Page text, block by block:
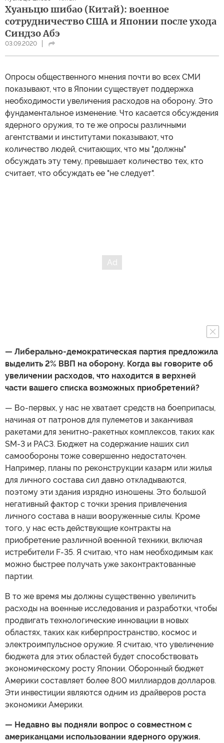
Хуаньцю шибао (Китай): военное
сотрудничество США и Японии после ухода
Синдзо Абэ
03.09.2020
Опросы общественного мнения почти во всех СМИ
показывают, что в Японии существует поддержка
необходимости увеличения расходов на оборону. Это
фундаментальное изменение. Что касается обсуждения
ядерного оружия, то те же опросы различными
агентствами и институтами показывают, что
количество людей, считающих, что мы "должны"
обсуждать эту тему, превышает количество тех, кто
считает, что обсуждать ее "не следует".
— Либерально-демократическая партия предложила
выделить 2% ВВП на оборону. Когда вы говорите об
увеличении расходов, что находится в верхней
части вашего списка возможных приобретений?
— Во-первых, у нас не хватает средств на боеприпасы,
начиная от патронов для пулеметов и заканчивая
ракетами для зенитно-ракетных комплексов, таких как
SM-3 и PAC3. Бюджет на содержание наших сил
самообороны тоже совершенно недостаточен.
Например, планы по реконструкции казарм или жилья
для личного состава сил давно откладываются,
поэтому эти здания изрядно изношены. Это большой
негативный фактор с точки зрения привлечения
личного состава в наши вооруженные силы. Кроме
того, у нас есть действующие контракты на
приобретение различной военной техники, включая
истребители F-35. Я считаю, что нам необходимым как
можно быстрее получать уже законтрактованные
партии.
В то же время мы должны существенно увеличить
расходы на военные исследования и разработки, чтобы
продвигать технологические инновации в новых
областях, таких как киберпространство, космос и
электроимпульсное оружие. Я считаю, что увеличение
бюджета для этих областей будет способствовать
экономическому росту Японии. Оборонный бюджет
Америки составляет более 800 миллиардов долларов.
Эти инвестиции являются одним из драйверов роста
экономики Америки.
— Недавно вы подняли вопрос о совместном с
американцами использовании ядерного оружия.